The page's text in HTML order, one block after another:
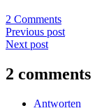
2 Comments
Previous post
Next post
2 comments
Antworten